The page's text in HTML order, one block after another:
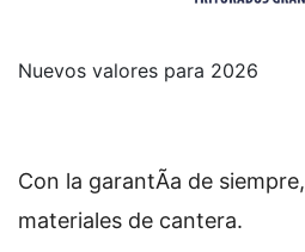
Nuevos valores para 2026
Con la garantÃ­a de
materiales de cantera.